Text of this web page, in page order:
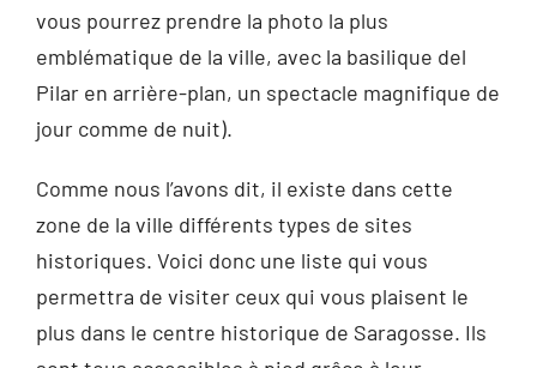
vous pourrez prendre la photo la plus
emblématique de la ville, avec la basilique del
Pilar en arrière-plan, un spectacle magnifique de
jour comme de nuit).
Comme nous l’avons dit, il existe dans cette
zone de la ville différents types de sites
historiques. Voici donc une liste qui vous
permettra de visiter ceux qui vous plaisent le
plus dans le centre historique de Saragosse. Ils